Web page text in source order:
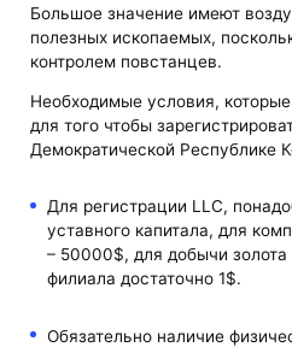
Большое значение имеют
полезных ископаемых,
контролем повстанцев.
Необходимые условия,
для того чтобы
Демократической Республике
Для регистрации LLC,
уставного капитала, для
– 50000$, для добычи
филиала достаточно 1$.
Обязательно наличие